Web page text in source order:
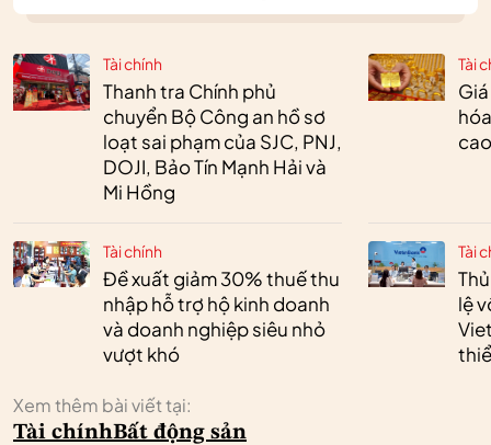
Tài chính
Thanh tra Chính phủ
chuyển Bộ Công an hồ sơ
loạt sai phạm của SJC, PNJ,
DOJI, Bảo Tín Mạnh Hải và
Mi Hồng
Tài chính
Đề xuất giảm 30% thuế thu
nhập hỗ trợ hộ kinh doanh
và doanh nghiệp siêu nhỏ
vượt khó
Tài
Tài
lệ
Xem thêm bài viết tại:
Tài chínhBất động sản